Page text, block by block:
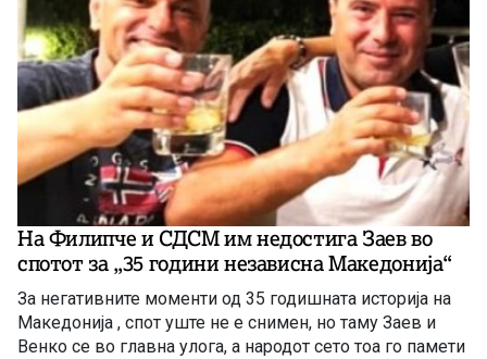
На Филипче и СДСМ им недостига Заев во
спотот за „35 години независна Македонија“
За негативните моменти од 35 годишната историја на
Македонија , спот уште не е снимен, но таму Заев и
Венко се во главна улога, а народот сето тоа го памети